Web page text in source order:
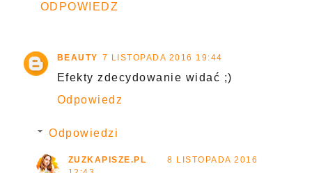
ODPOWIEDZ
BEAUTY 7 LISTOPADA 2016 19:44
Efekty zdecydowanie widać ;)
Odpowiedz
Odpowiedzi
ZUZKAPISZE.PL
8 LISTOPADA 2016